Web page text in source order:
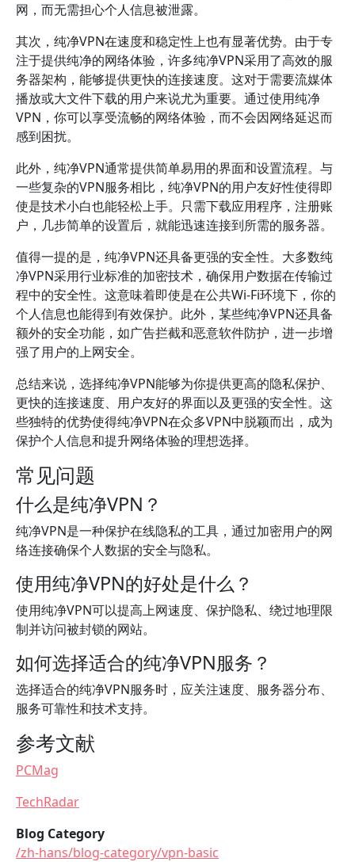
网，而无需担心个人信息被泄露。
其次，纯净VPN在速度和稳定性上也有显著优势。由于专
注于提供纯净的网络体验，许多纯净VPN采用了高效的服
务器架构，能够提供更快的连接速度。这对于需要流媒体
播放或大文件下载的用户来说尤为重要。通过使用纯净
VPN，你可以享受流畅的网络体验，而不会因网络延迟而
感到困扰。
此外，纯净VPN通常提供简单易用的界面和设置流程。与
一些复杂的VPN服务相比，纯净VPN的用户友好性使得即
使是技术小白也能轻松上手。只需下载应用程序，注册账
户，几步简单的设置后，就能迅速连接到所需的服务器。
值得一提的是，纯净VPN还具备更强的安全性。大多数纯
净VPN采用行业标准的加密技术，确保用户数据在传输过
程中的安全性。这意味着即使是在公共Wi-Fi环境下，你的
个人信息也能得到有效保护。此外，某些纯净VPN还具备
额外的安全功能，如广告拦截和恶意软件防护，进一步增
强了用户的上网安全。
总结来说，选择纯净VPN能够为你提供更高的隐私保护、
更快的连接速度、用户友好的界面以及更强的安全性。这
些独特的优势使得纯净VPN在众多VPN中脱颖而出，成为
保护个人信息和提升网络体验的理想选择。
常见问题
什么是纯净VPN？
纯净VPN是一种保护在线隐私的工具，通过加密用户的网
络连接确保个人数据的安全与隐私。
使用纯净VPN的好处是什么？
使用纯净VPN可以提高上网速度、保护隐私、绕过地理限
制并访问被封锁的网站。
如何选择适合的纯净VPN服务？
选择适合的纯净VPN服务时，应关注速度、服务器分布、
服务可靠性和技术支持。
参考文献
PCMag
TechRadar
Blog Category
/zh-hans/blog-category/vpn-basic